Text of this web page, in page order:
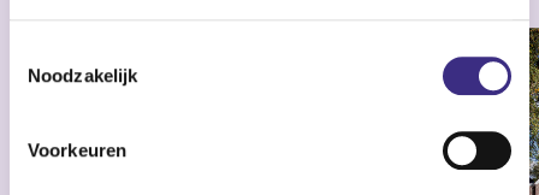
Noodzakelijk
Voorkeuren